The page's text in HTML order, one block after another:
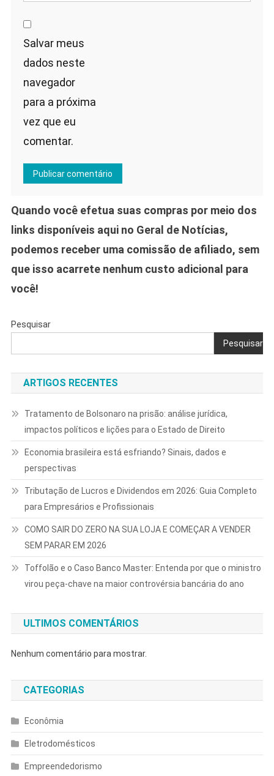
Salvar meus
dados neste
navegador
para a próxima
vez que eu
comentar.
Quando você efetua suas compras por meio dos
links disponíveis aqui no Geral de Notícias,
podemos receber uma comissão de afiliado, sem
que isso acarrete nenhum custo adicional para
você!
Pesquisar
Pesquisar
ARTIGOS RECENTES
Tratamento de Bolsonaro na prisão: análise jurídica,
impactos políticos e lições para o Estado de Direito
Economia brasileira está esfriando? Sinais, dados e
perspectivas
Tributação de Lucros e Dividendos em 2026: Guia Completo
para Empresários e Profissionais
COMO SAIR DO ZERO NA SUA LOJA E COMEÇAR A VENDER
SEM PARAR EM 2026
Toffolão e o Caso Banco Master: Entenda por que o ministro
virou peça-chave na maior controvérsia bancária do ano
ULTIMOS COMENTÁRIOS
Nenhum comentário para mostrar.
CATEGORIAS
Econômia
Eletrodomésticos
Empreendedorismo